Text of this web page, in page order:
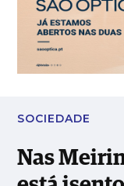
Nas Meirinhas, o
educação
SOCIEDADE
Nas